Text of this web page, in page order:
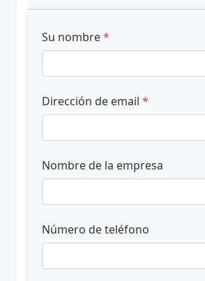
Su nombre*
Dirección de email *
Nombre de la empresa
Número de teléfono